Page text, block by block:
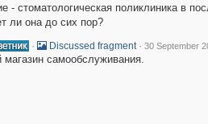
- стоматологическая поликлиника в
ли она до сих пор?
· Discussed fragment · 30 September
магазин самообслуживания.